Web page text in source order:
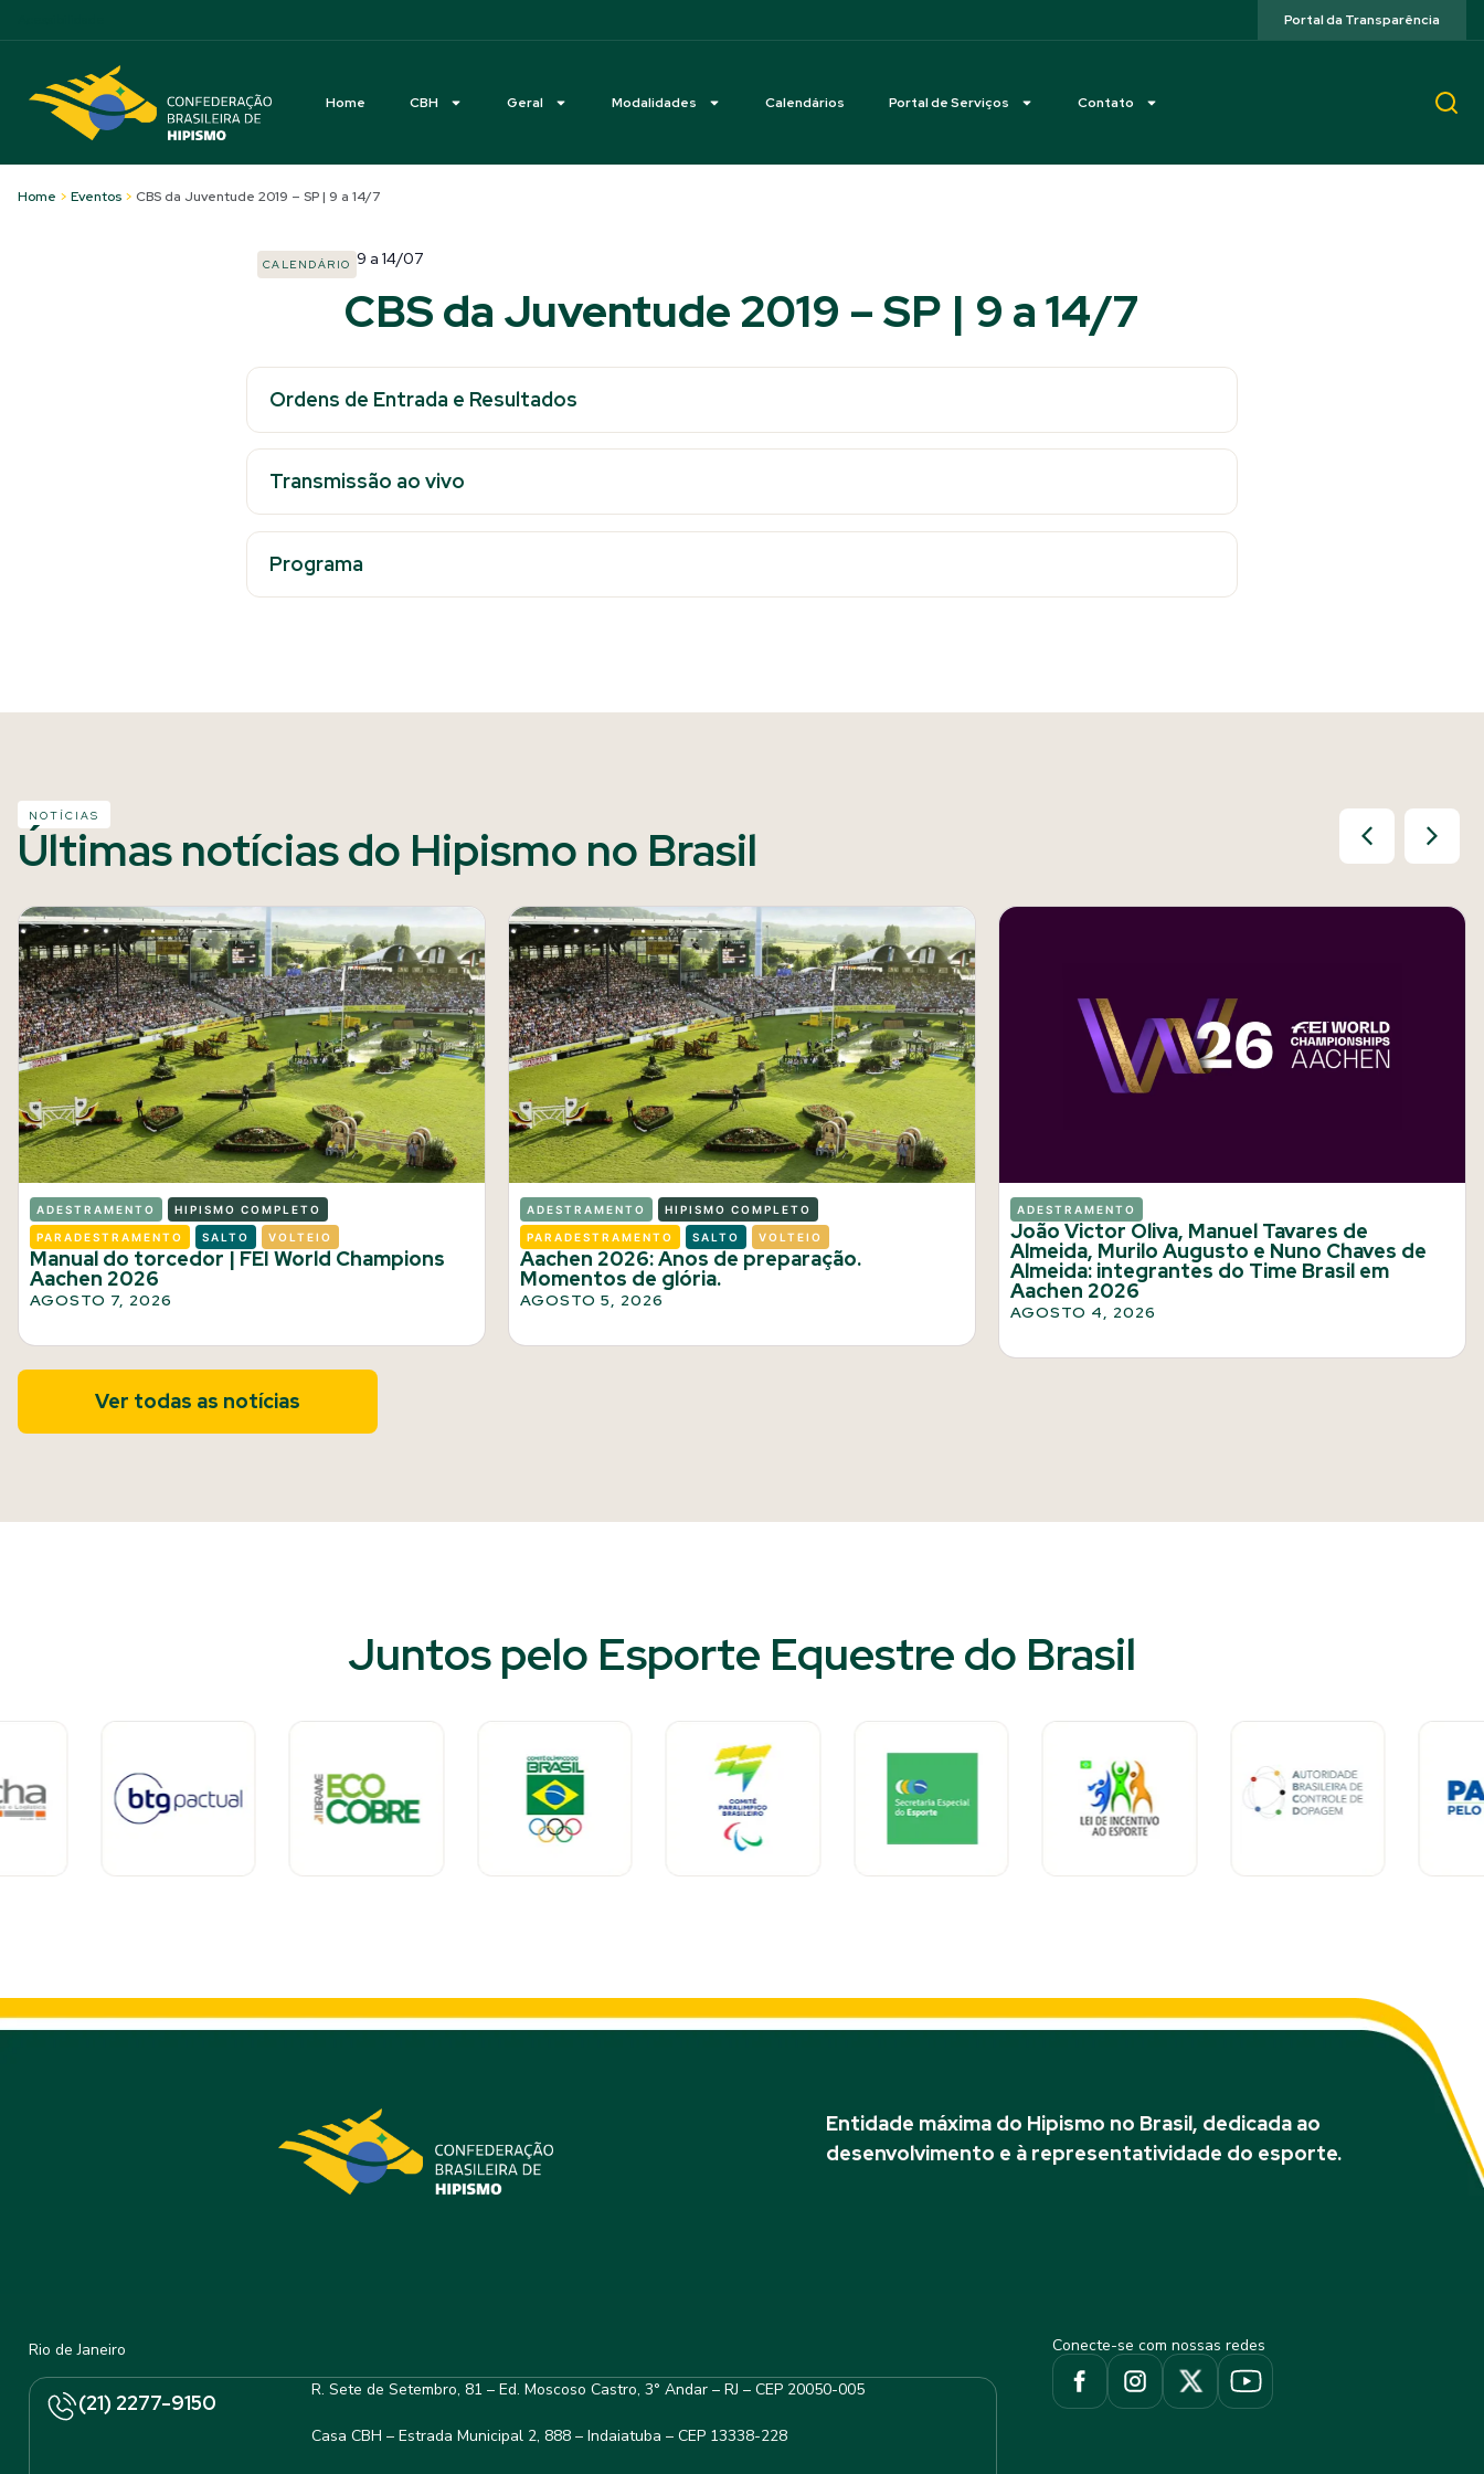
Portal da Transparência
Home CBH Geral Modalidades Calendários Portal de Serviços Contato
Home > Eventos > CBS da Juventude 2019 – SP | 9 a 14/7
CALENDÁRIO 9 a 14/07
CBS da Juventude 2019 – SP | 9 a 14/7
Ordens de Entrada e Resultados
Transmissão ao vivo
Programa
NOTÍCIAS
Últimas notícias do Hipismo no Brasil
ADESTRAMENTO HIPISMO COMPLETO
PARADESTRAMENTO SALTO VOLTEIO
Manual do torcedor | FEI World Champions
Aachen 2026
AGOSTO 7, 2026
ADESTRAMENTO HIPISMO COMPLETO
PARADESTRAMENTO SALTO VOLTEIO
Aachen 2026: Anos de preparação.
Momentos de glória.
AGOSTO 5, 2026
ADESTRAMENTO
João Victor Oliva, Manuel Tavares de
Almeida, Murilo Augusto e Nuno Chaves de
Almeida: integrantes do Time Brasil em
Aachen 2026
AGOSTO 4, 2026
Ver todas as notícias
Juntos pelo Esporte Equestre do Brasil​
Entidade máxima do Hipismo no Brasil, dedicada ao
desenvolvimento e à representatividade do esporte.
Rio de Janeiro
(21) 2277-9150
R. Sete de Setembro, 81 – Ed. Moscoso Castro, 3° Andar – RJ – CEP 20050-005
Casa CBH – Estrada Municipal 2, 888 – Indaiatuba – CEP 13338-228
Conecte-se com nossas redes